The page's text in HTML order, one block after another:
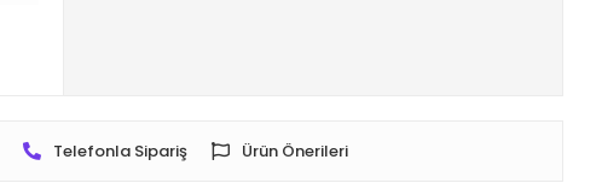
Telefonla Sipariş Ürün Önerileri